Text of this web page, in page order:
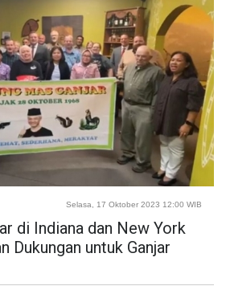
Selasa, 17 Oktober 2023 12:00 WIB
di Indiana dan New York
Dukungan untuk Ganjar